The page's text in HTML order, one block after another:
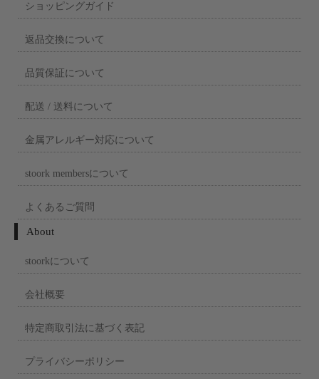
ショッピングガイド
返品交換について
品質保証について
配送 / 送料について
金属アレルギー対応について
stoork membersについて
よくあるご質問
About
stoorkについて
会社概要
特定商取引法に基づく表記
プライバシーポリシー